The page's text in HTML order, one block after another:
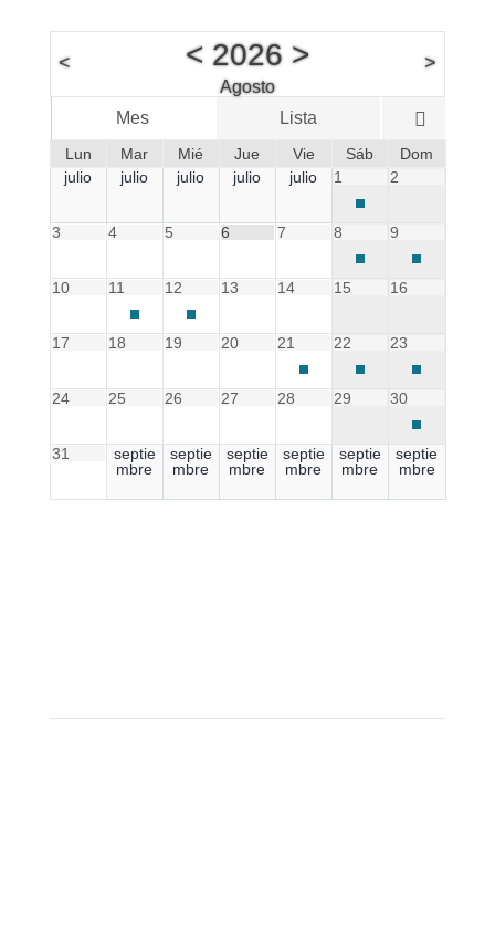
< < 2026>
Agosto
>
Mes Lista
Lun Mar Mié Jue Vie Sáb
Dom
julio
julio julio julio julio 1 2
3 4 5 6 7 8 9
10 11 12 13 14 15 16
17 18 19 20 21 22 23
24 25 26 27 28 29 30
31
septie
mbre
septie
mbre
septie
mbre
septie
mbre
septie
mbre
septie
mbre